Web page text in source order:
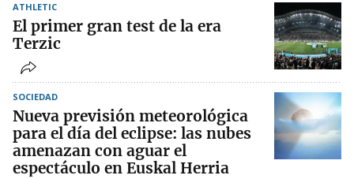
ATHLETIC
El primer gran test de la era
Terzic
SOCIEDAD
Nueva previsión meteorológica
para el día del eclipse: las nubes
amenazan con aguar el
espectáculo en Euskal Herria